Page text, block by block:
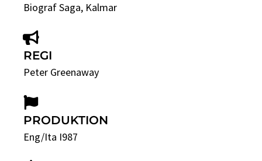
Biograf Saga, Kalmar
REGI
Peter Greenaway
PRODUKTION
Eng/Ita I987